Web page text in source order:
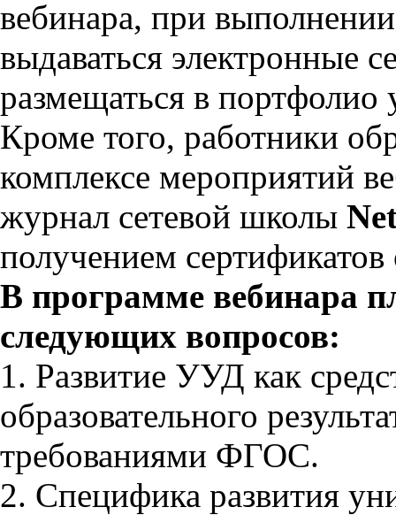
вебинара, при
выдаваться электронные
размещаться в портфолио
Кроме того, работники
комплексе мероприятий
журнал сетевой школы
получением
В программе вебинара
следующих вопросов:
1. Развитие УУД как
образовательного
требованиями ФГОС.
2. Специфика развития